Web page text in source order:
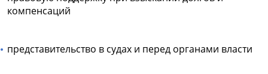
компенсаций
представительство в судах и перед органами власти